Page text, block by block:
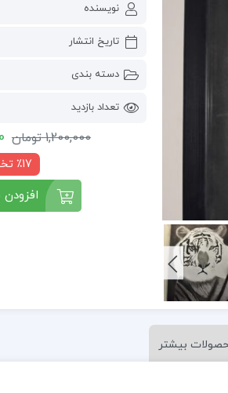
نویسنده
تاریخ انتشار
دسته بندی
تعداد بازدید
1,200,000 تومان
٪17 تخفیف
بیشتر